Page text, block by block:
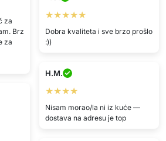
★★★★
Nisam morao/la ni iz kuće —
dostava na adresu je top
I.K.
★★★★
Sviđa mi se ;)